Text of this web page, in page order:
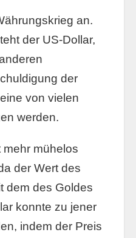
an.
der US-Dollar,
der
von vielen
werden.
mehr mühelos
der Wert des
dem des Goldes
konnte zu jener
indem der Preis